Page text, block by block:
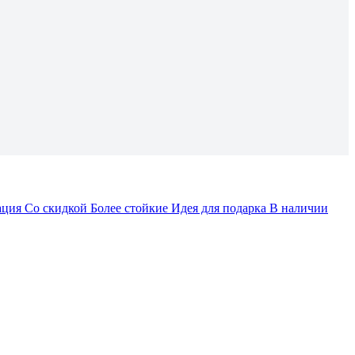
Со скидкой Более стойкие Идея для подарка В наличии